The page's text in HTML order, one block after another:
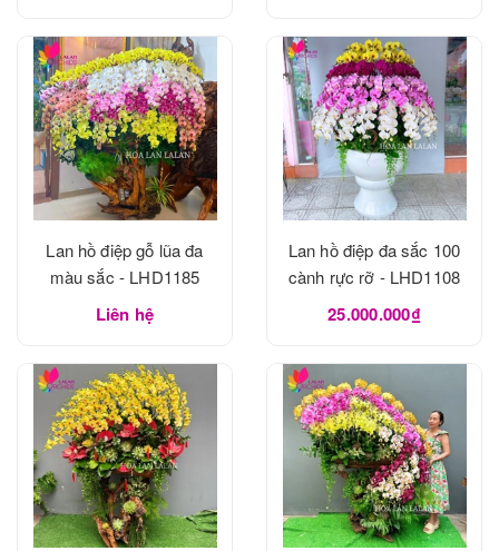
Lan hồ điệp gỗ lũa đa
màu sắc - LHD1185
Liên hệ
Lan hồ điệp đa sắc 100
cành rực rỡ - LHD1108
25.000.000₫